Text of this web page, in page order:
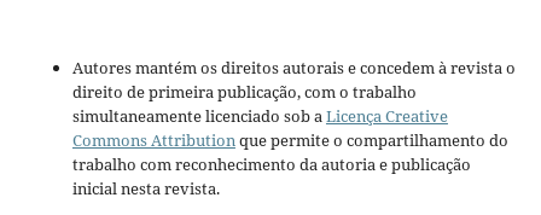
Autores mantém os direitos autorais e concedem à revista o
direito de primeira publicação, com o trabalho
simultaneamente licenciado sob aLicença Creative
Commons Attributionque permite o compartilhamento do
trabalho com reconhecimento da autoria e publicação
inicial nesta revista.